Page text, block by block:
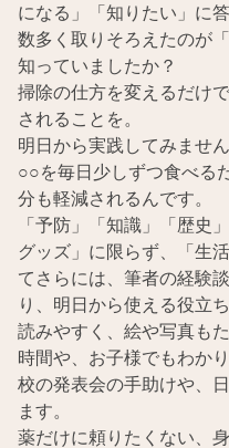
になる」「知りたい」に
数多く取りそろえたのが
知っていましたか？
掃除の仕方を変えるだけ
されることを。
明日から実践してみませ
○○を毎日少しずつ食べる
分も軽減されるんです。
「予防」「知識」「歴史
グッズ」に限らず、「生
てさらには、筆者の経験
り、明日から使える役立
読みやすく、絵や写真も
時間や、お子様でもわか
校の発表会の手助けや、
ます。
薬だけに頼りたくない、